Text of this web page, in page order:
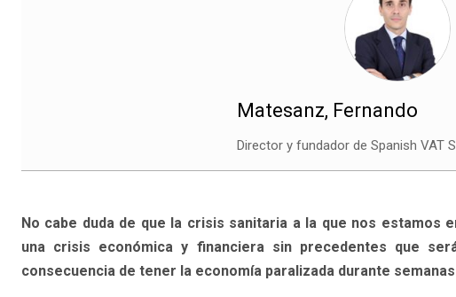
Matesanz, Fernando
Director y fundador de Spanish VAT
No cabe duda de que la crisis sanitaria a la que nos estamos
una crisis económica y financiera sin precedentes que
consecuencia de tener la economía paralizada durante